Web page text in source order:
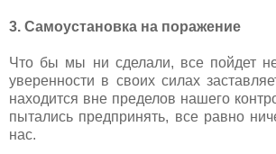
3. Самоустановка на поражение
Что бы мы ни сделали, все пойдет
уверенности в своих силах
находится вне пределов нашего
пытались предпринять, все равно
нас.